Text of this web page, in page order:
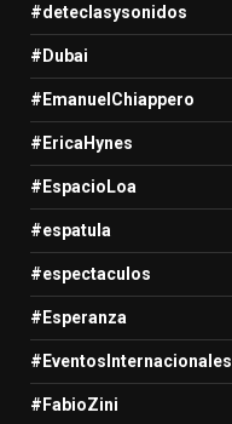
#deteclasysonidos
#Dubai
#EmanuelChiappero
#EricaHynes
#EspacioLoa
#espatula
#espectaculos
#Esperanza
#EventosInternacionales
#FabioZini